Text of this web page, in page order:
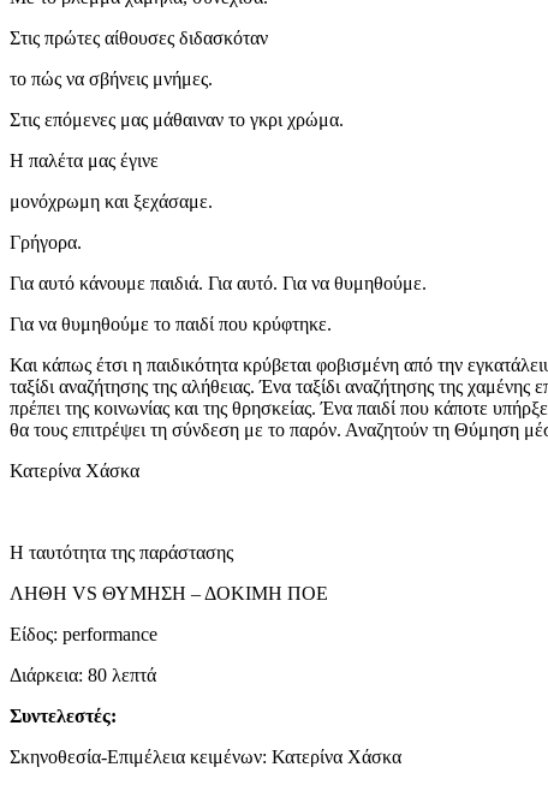
Στις πρώτες αίθουσες διδασκόταν
το πώς να σβήνεις μνήμες.
Στις επόμενες μας μάθαιναν το γκρι χρώμα.
Η παλέτα μας έγινε
μονόχρωμη και ξεχάσαμε.
Γρήγορα.
Για αυτό κάνουμε παιδιά. Για αυτό. Για να θυμηθούμε.
Για να θυμηθούμε το παιδί που κρύφτηκε.
Και κάπως έτσι η παιδικότητα κρύβεται φοβισμένη από την
ταξίδι αναζήτησης της αλήθειας. Ένα ταξίδι αναζήτησης της
πρέπει της κοινωνίας και της θρησκείας. Ένα παιδί που κάποτε
θα τους επιτρέψει τη σύνδεση με το παρόν. Αναζητούν τη Θύμηση
Κατερίνα Χάσκα
Η ταυτότητα της παράστασης
ΛΗΘΗ VS ΘΥΜΗΣΗ – ΔΟΚΙΜΗ ΠΟΕ
Είδος: performance
Διάρκεια: 80 λεπτά
Συντελεστές:
Σκηνοθεσία-Επιμέλεια κειμένων: Κατερίνα Χάσκα